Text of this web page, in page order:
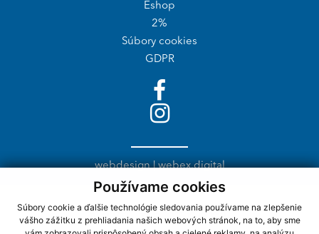
Používame cookies
Súbory cookie a ďalšie technológie sledovania používame na zlepšenie
vášho zážitku z prehliadania našich webových stránok, na to, aby sme
Eshop
2%
Súbory cookies
GDPR
webdesign| webex.digital
Naši partneri